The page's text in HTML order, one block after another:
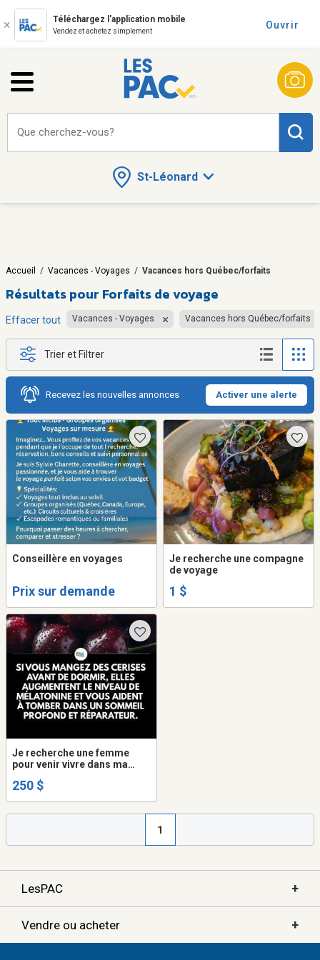
Téléchargez l'application mobile
Vendez et achetez simplement
Ouvrir
St-Léonard
Que cherchez-vous?
Accueil / Vacances - Voyages / Vacances hors Québec/forfaits
Résultats pour Forfaits de voyage
Effacer tout Vacances - Voyages Vacances hors Québec/forfaits
Trier et Filtrer
Recevez les nouvelles annonces Activer une alerte
Conseillère en voyages
Prix sur demande
Je recherche une compagne
de voyage
1 $
Je recherche une femme
pour venir vivre dans ma
250 $
1
LesPAC +
Vendre ou acheter +